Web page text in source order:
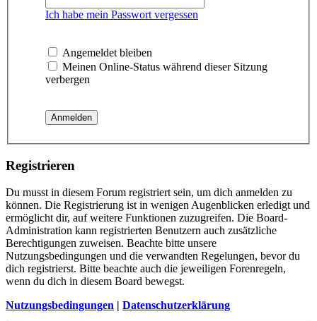
Ich habe mein Passwort vergessen
Angemeldet bleiben
Meinen Online-Status während dieser Sitzung
verbergen
Registrieren
Du musst in diesem Forum registriert sein, um dich anmelden zu
können. Die Registrierung ist in wenigen Augenblicken erledigt und
ermöglicht dir, auf weitere Funktionen zuzugreifen. Die Board-
Administration kann registrierten Benutzern auch zusätzliche
Berechtigungen zuweisen. Beachte bitte unsere
Nutzungsbedingungen und die verwandten Regelungen, bevor du
dich registrierst. Bitte beachte auch die jeweiligen Forenregeln,
wenn du dich in diesem Board bewegst.
Nutzungsbedingungen | Datenschutzerklärung